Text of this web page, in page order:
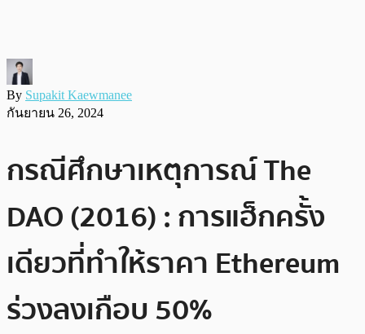
By Supakit Kaewmanee
กันยายน 26, 2024
กรณีศึกษาเหตุการณ์ The
DAO (2016) : การแฮ็กครั้ง
เดียวที่ทำให้ราคา Ethereum
ร่วงลงเกือบ 50%